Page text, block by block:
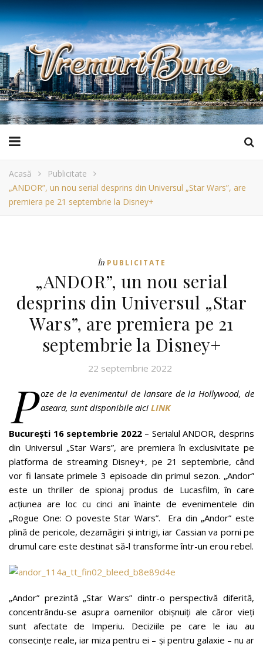
Acasă
Publicitate
„ANDOR”, un nou serial desprins din Universul „Star Wars”, are
premiera pe 21 septembrie la Disney+
În PUBLICITATE
„ANDOR”, un nou serial
desprins din Universul „Star
Wars”, are premiera pe 21
septembrie la Disney+
22 septembrie 2022
P oze de la evenimentul de lansare de la Hollywood, de
aseara, sunt disponibile aici LINK
București 16 septembrie 2022– Serialul ANDOR, desprins
din Universul „Star Wars”, are premiera în exclusivitate pe
platforma de streaming Disney+, pe 21 septembrie, când
vor fi lansate primele 3 episoade din primul sezon. „Andor”
este un thriller de spionaj produs de Lucasfilm, în care
acțiunea are loc cu cinci ani înainte de evenimentele din
„Rogue One: O poveste Star Wars”. Era din „Andor” este
plină de pericole, dezamăgiri și intrigi, iar Cassian va porni pe
drumul care este destinat să-l transforme într-un erou rebel.
„Andor” prezintă „Star Wars” dintr-o perspectivă diferită,
concentrându-se asupra oamenilor obișnuiți ale căror vieți
sunt afectate de Imperiu. Deciziile pe care le iau au
consecințe reale, iar miza pentru ei – și pentru galaxie – nu ar